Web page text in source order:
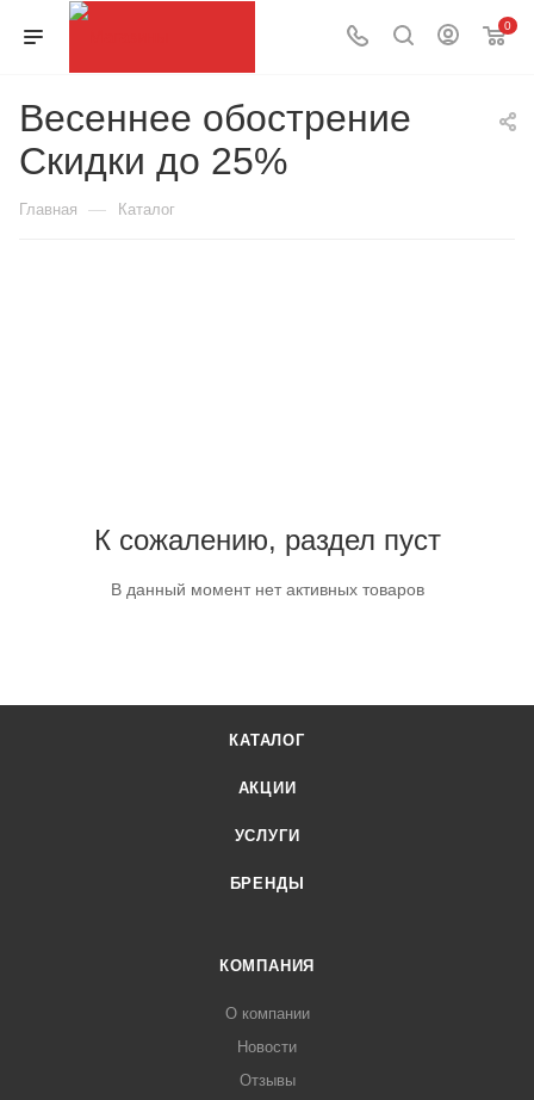
0
Весеннее обострение
Скидки до 25%
Главная — Каталог
К сожалению, раздел пуст
В данный момент нет активных товаров
КАТАЛОГ
АКЦИИ
УСЛУГИ
БРЕНДЫ
КОМПАНИЯ
О компании
Новости
Отзывы